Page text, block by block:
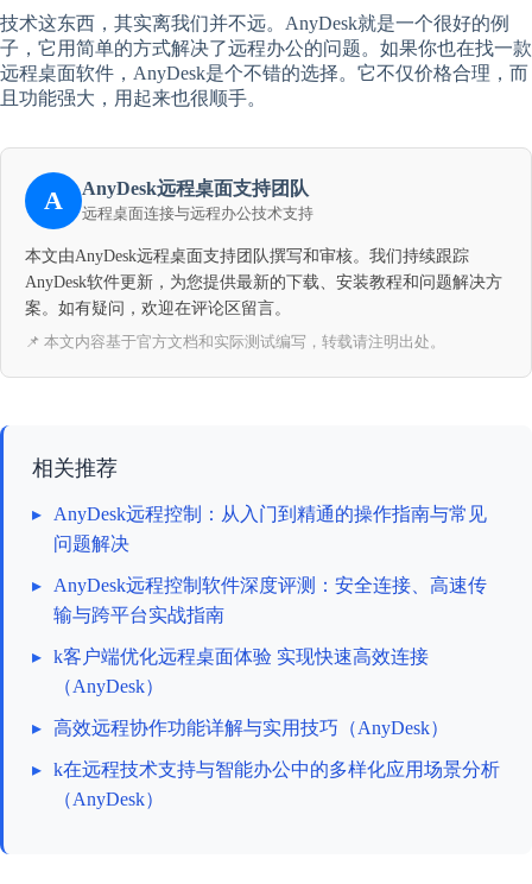
技术这东西，其实离我们并不远。AnyDesk就是一个很好的例
子，它用简单的方式解决了远程办公的问题。如果你也在找一款
远程桌面软件，AnyDesk是个不错的选择。它不仅价格合理，而
且功能强大，用起来也很顺手。
A AnyDesk远程桌面支持团队
远程桌面连接与远程办公技术支持
本文由AnyDesk远程桌面支持团队撰写和审核。我们持续跟踪
AnyDesk软件更新，为您提供最新的下载、安装教程和问题解决方
案。如有疑问，欢迎在评论区留言。
📌 本文内容基于官方文档和实际测试编写，转载请注明出处。
相关推荐
▸
AnyDesk远程控制：从入门到精通的操作指南与常见
问题解决
▸
AnyDesk远程控制软件深度评测：安全连接、高速传
输与跨平台实战指南
▸ k客户端优化远程桌面体验 实现快速高效连接
（AnyDesk）
▸ 高效远程协作功能详解与实用技巧（AnyDesk）
▸ k在远程技术支持与智能办公中的多样化应用场景分析
（AnyDesk）